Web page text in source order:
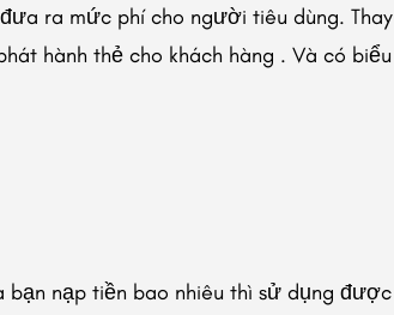
ra mức phí cho người tiêu dùng. Thay
hành thẻ cho khách hàng . Và có biểu
nạp tiền bao nhiêu thì sử dụng được